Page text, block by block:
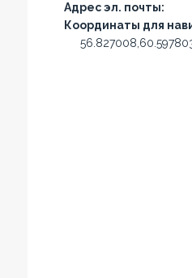
Адрес эл. почты:
Координаты для